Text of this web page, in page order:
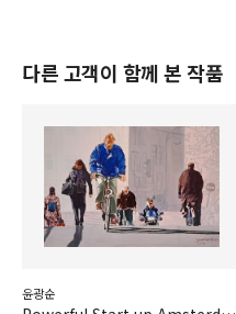
다른 고객이 함께 본 작품
윤광순